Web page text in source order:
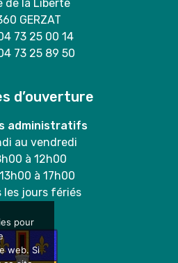
de la Liberté
GERZAT
73 25 00 14
73 25 89 50
d’ouverture
administratifs
au vendredi
à 12h00
à 17h00
les jours fériés
pour
web. Si